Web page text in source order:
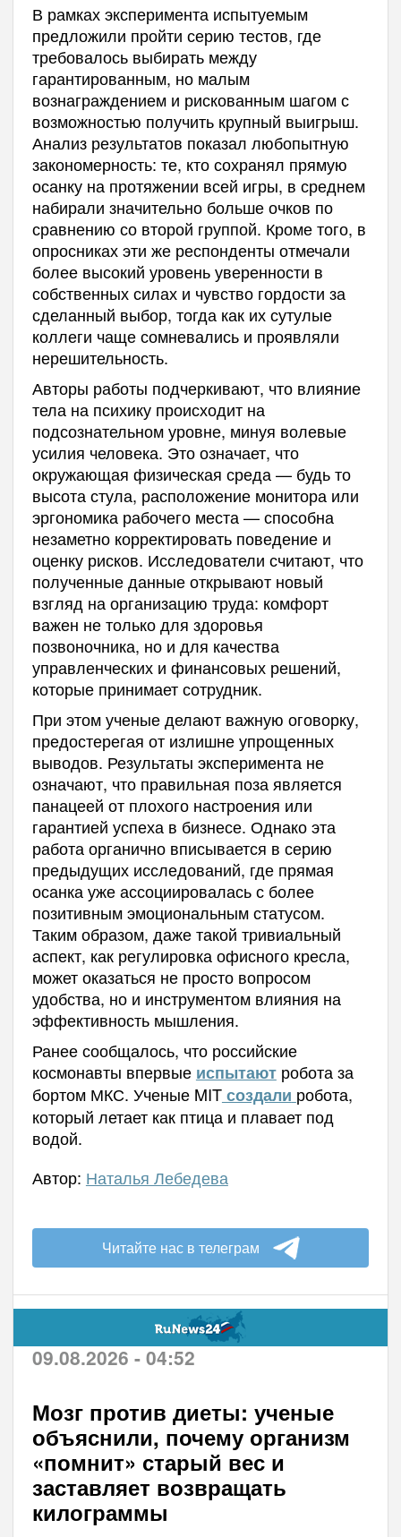
В рамках эксперимента испытуемым
предложили пройти серию тестов, где
требовалось выбирать между
гарантированным, но малым
вознаграждением и рискованным шагом с
возможностью получить крупный выигрыш.
Анализ результатов показал любопытную
закономерность: те, кто сохранял прямую
осанку на протяжении всей игры, в среднем
набирали значительно больше очков по
сравнению со второй группой. Кроме того, в
опросниках эти же респонденты отмечали
более высокий уровень уверенности в
собственных силах и чувство гордости за
сделанный выбор, тогда как их сутулые
коллеги чаще сомневались и проявляли
нерешительность.
Авторы работы подчеркивают, что влияние
тела на психику происходит на
подсознательном уровне, минуя волевые
усилия человека. Это означает, что
окружающая физическая среда — будь то
высота стула, расположение монитора или
эргономика рабочего места — способна
незаметно корректировать поведение и
оценку рисков. Исследователи считают, что
полученные данные открывают новый
взгляд на организацию труда: комфорт
важен не только для здоровья
позвоночника, но и для качества
управленческих и финансовых решений,
которые принимает сотрудник.
При этом ученые делают важную оговорку,
предостерегая от излишне упрощенных
выводов. Результаты эксперимента не
означают, что правильная поза является
панацеей от плохого настроения или
гарантией успеха в бизнесе. Однако эта
работа органично вписывается в серию
предыдущих исследований, где прямая
осанка уже ассоциировалась с более
позитивным эмоциональным статусом.
Таким образом, даже такой тривиальный
аспект, как регулировка офисного кресла,
может оказаться не просто вопросом
удобства, но и инструментом влияния на
эффективность мышления.
Ранее сообщалось, что российские
космонавты впервые испытают робота за
бортом МКС. Ученые MITсоздали робота,
который летает как птица и плавает под
водой.
Автор: Наталья Лебедева
Читайте нас в телеграм
09.08.2026 - 04:52
Мозг против диеты: ученые
объяснили, почему организм
«помнит» старый вес и
заставляет возвращать
килограммы